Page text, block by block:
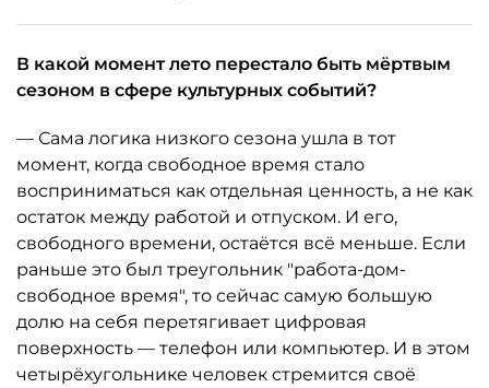
В какой момент лето перестало быть мёртвым
сезоном в сфере культурных событий?
— Сама логика низкого сезона ушла в тот
момент, когда свободное время стало
восприниматься как отдельная ценность, а не как
остаток между работой и отпуском. И его,
свободного времени, остаётся всё меньше. Если
раньше это был треугольник "работа-дом-
свободное время", то сейчас самую большую
долю на себя перетягивает цифровая
поверхность — телефон или компьютер. И в этом
четырёхугольнике человек стремится своё